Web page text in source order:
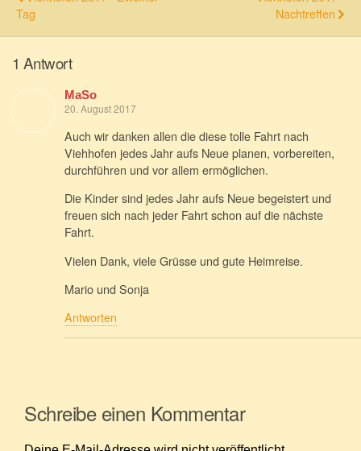
Tag
Nachtreffen
1 Antwort
MaSo
20. August 2017
Auch wir danken allen die diese tolle Fahrt nach
Viehhofen jedes Jahr aufs Neue planen, vorbereiten,
durchführen und vor allem ermöglichen.
Die Kinder sind jedes Jahr aufs Neue begeistert und
freuen sich nach jeder Fahrt schon auf die nächste
Fahrt.
Vielen Dank, viele Grüsse und gute Heimreise.
Mario und Sonja
Antworten
Schreibe einen Kommentar